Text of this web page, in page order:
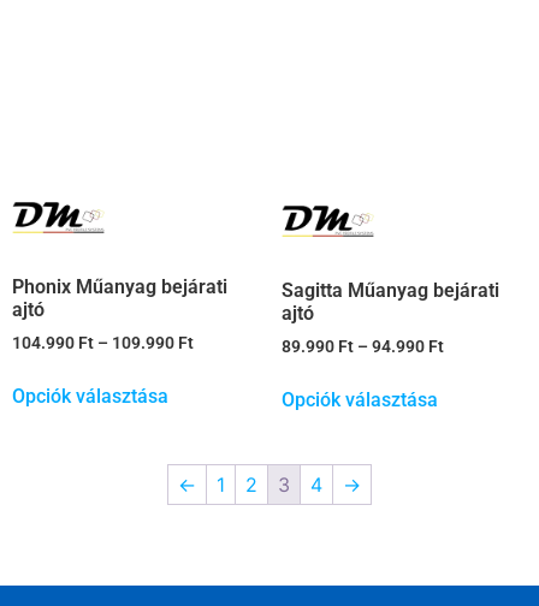
Phonix Műanyag bejárati
ajtó
104.990 Ft – 109.990 Ft
Opciók választása
Sagitta Műanyag bejárati
ajtó
89.990 Ft – 94.990 Ft
Opciók választása
← 1 2 3 4 →